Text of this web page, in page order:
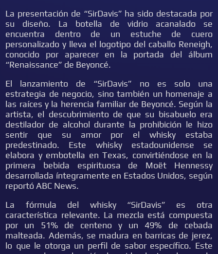
La presentación de “SirDavis” ha sido destacada por
su diseño. La botella de vidrio acanalado se
encuentra dentro de un estuche de cuero
personalizado y lleva el logotipo del caballo Reneigh,
conocido por aparecer en la portada del álbum
“Renaissance” de Beyoncé.
El lanzamiento de “SirDavis” no es solo una
estrategia de negocio, sino también un homenaje a
las raíces y la herencia familiar de Beyoncé. Según la
artista, el descubrimiento de que su bisabuelo era
destilador de alcohol durante la prohibición le hizo
sentir que su amor por el whisky estaba
predestinado. Este whisky estadounidense se
elabora y embotella en Texas, convirtiéndose en la
primera bebida espirituosa de Moët Hennessy
desarrollada íntegramente en Estados Unidos, según
reportó ABC News.
La fórmula del whisky “SirDavis” es otra
característica relevante. La mezcla está compuesta
por un 51% de centeno y un 49% de cebada
malteada. Además, se madura en barricas de jerez,
lo que le otorga un perfil de sabor específico. Este